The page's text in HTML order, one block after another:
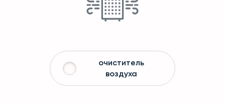
очиститель
воздуха